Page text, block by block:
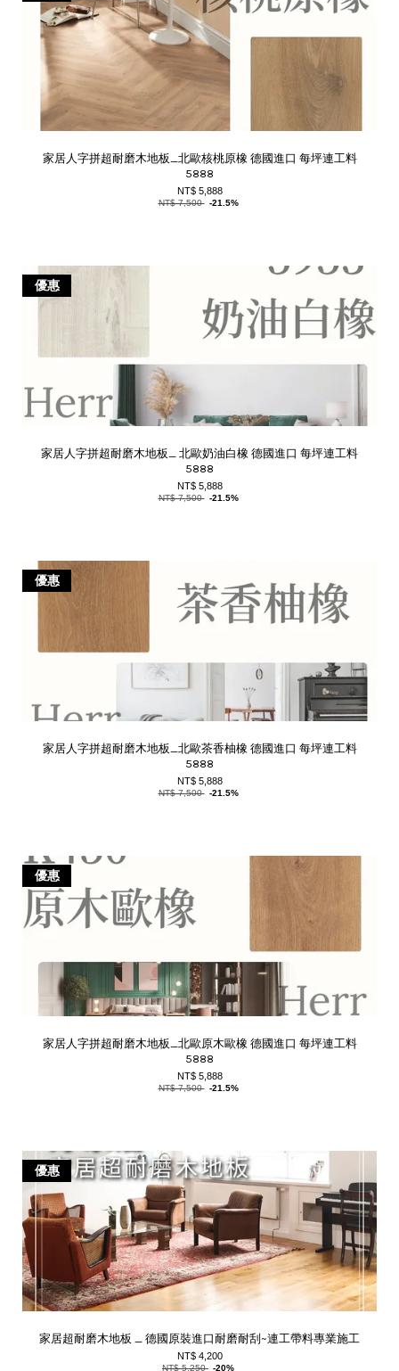
家居人字拼超耐磨木地板_北歐核桃原橡 德國進口 每坪連工料
5888
NT$ 5,888
NT$ 7,500 -21.5%
優惠
家居人字拼超耐磨木地板_ 北歐奶油白橡 德國進口 每坪連工料
5888
NT$ 5,888
NT$ 7,500 -21.5%
優惠
家居人字拼超耐磨木地板_北歐茶香柚橡 德國進口 每坪連工料
5888
NT$ 5,888
NT$ 7,500 -21.5%
優惠
家居人字拼超耐磨木地板_北歐原木歐橡 德國進口 每坪連工料
5888
NT$ 5,888
NT$ 7,500 -21.5%
優惠
家居超耐磨木地板 _ 德國原裝進口耐磨耐刮~連工帶料專業施工
NT$ 4,200
NT$ 5,250 -20%